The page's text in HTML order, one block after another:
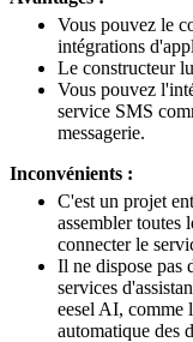
Vous pouvez le
intégrations
Le constructeur
Vous pouvez
service SMS
messagerie.
Inconvénients :
C'est un projet
assembler toutes
connecter le
Il ne dispose pas
services
eesel AI, comme
automatique des